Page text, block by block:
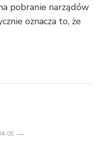
pobranie narządów
oznacza to, że
05